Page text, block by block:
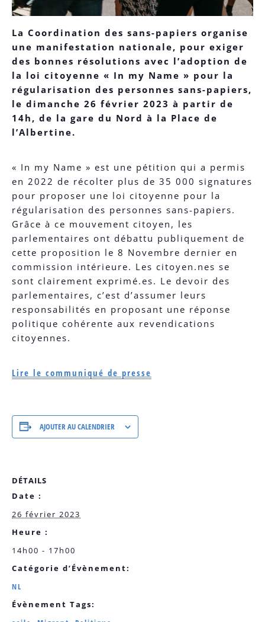
La Coordination des sans-papiers organise
une manifestation nationale, pour exiger
des bonnes résolutions avec l’adoption de
la loi citoyenne « In my Name » pour la
régularisation des personnes sans-papiers,
le dimanche 26 février 2023 à partir de
14h, de la gare du Nord à la Place de
l’Albertine.
« In my Name » est une pétition qui a permis
en 2022 de récolter plus de 35 000 signatures
pour proposer une loi citoyenne pour la
régularisation des personnes sans-papiers.
Grâce à ce mouvement citoyen, les
parlementaires ont débattu publiquement de
cette proposition le 8 Novembre dernier en
commission intérieure. Les citoyen.nes se
sont clairement exprimé.es. Le devoir des
parlementaires, c’est d’assumer leurs
responsabilités en proposant une réponse
politique cohérente aux revendications
citoyennes.
Lire le communiqué de presse
AJOUTER AU CALENDRIER
DÉTAILS
Date :
26 février 2023
Heure :
14h00 - 17h00
Catégorie d’Évènement:
NL
Évènement Tags: